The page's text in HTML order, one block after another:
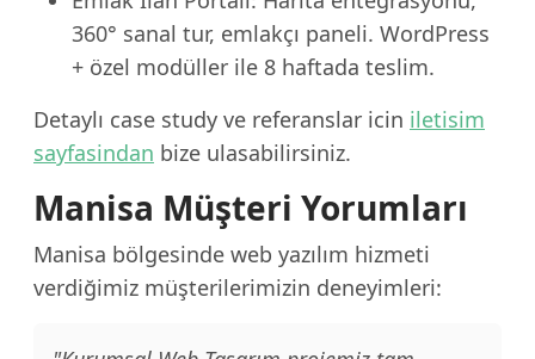
360° sanal tur, emlakçı paneli. WordPress
+ özel modüller ile 8 haftada teslim.
Detaylı case study ve referanslar icin iletisim
sayfasindan bize ulasabilirsiniz.
Manisa Müşteri Yorumları
Manisa bölgesinde web yazılım hizmeti
verdiğimiz müşterilerimizin deneyimleri: